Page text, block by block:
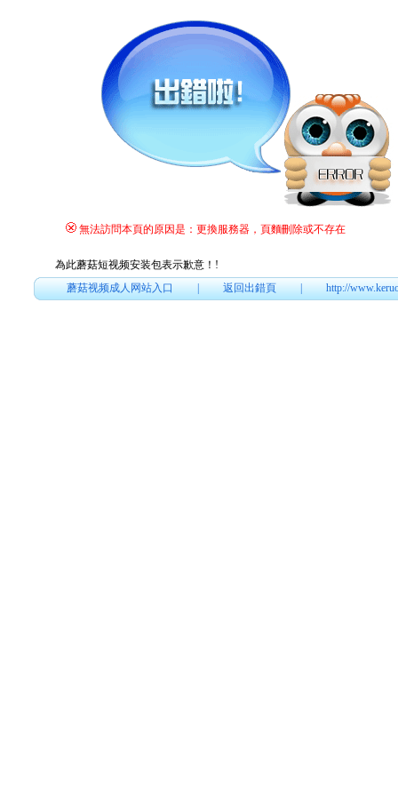
無法訪問本頁的原因是：更換服務器，頁麵刪除或不存在
為此蘑菇短视频安装包表示歉意！ !
蘑菇视频成人网站入口|返回出錯頁|http://